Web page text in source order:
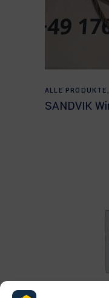
ALLE PRODUKTE ,
SANDVIK